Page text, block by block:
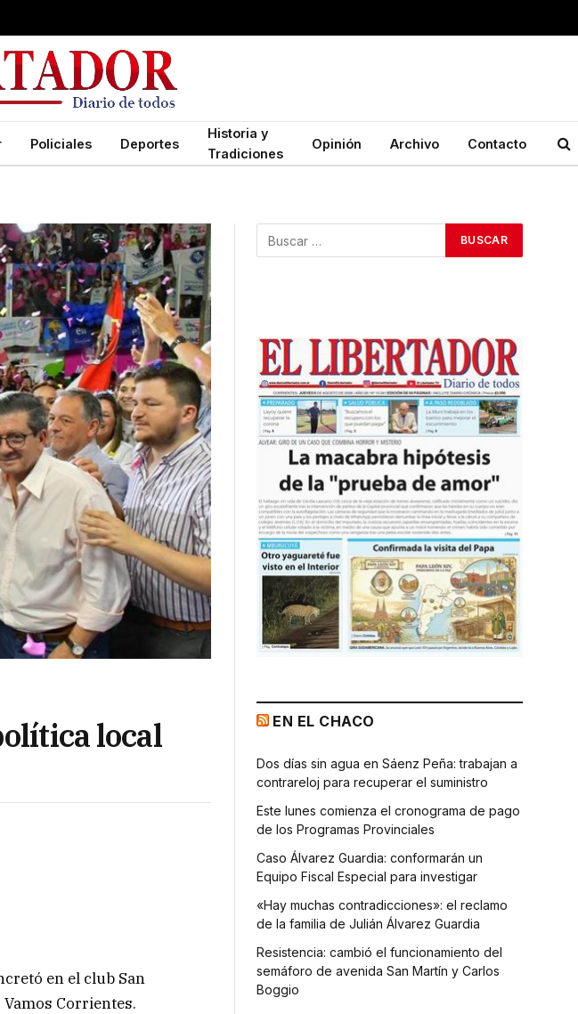
Policiales Deportes
Historia y
Tradiciones
Opinión Archivo Contacto
local
en el club San
Corrientes.
EN EL CHACO
Dos días sin agua en Sáenz Peña: trabajan a
contrareloj para recuperar el suministro
Este lunes comienza el cronograma de pago
de los Programas Provinciales
Caso Álvarez Guardia: conformarán un
Equipo Fiscal Especial para investigar
«Hay muchas contradicciones»: el reclamo
de la familia de Julián Álvarez Guardia
Resistencia: cambió el funcionamiento del
semáforo de avenida San Martín y Carlos
Boggio